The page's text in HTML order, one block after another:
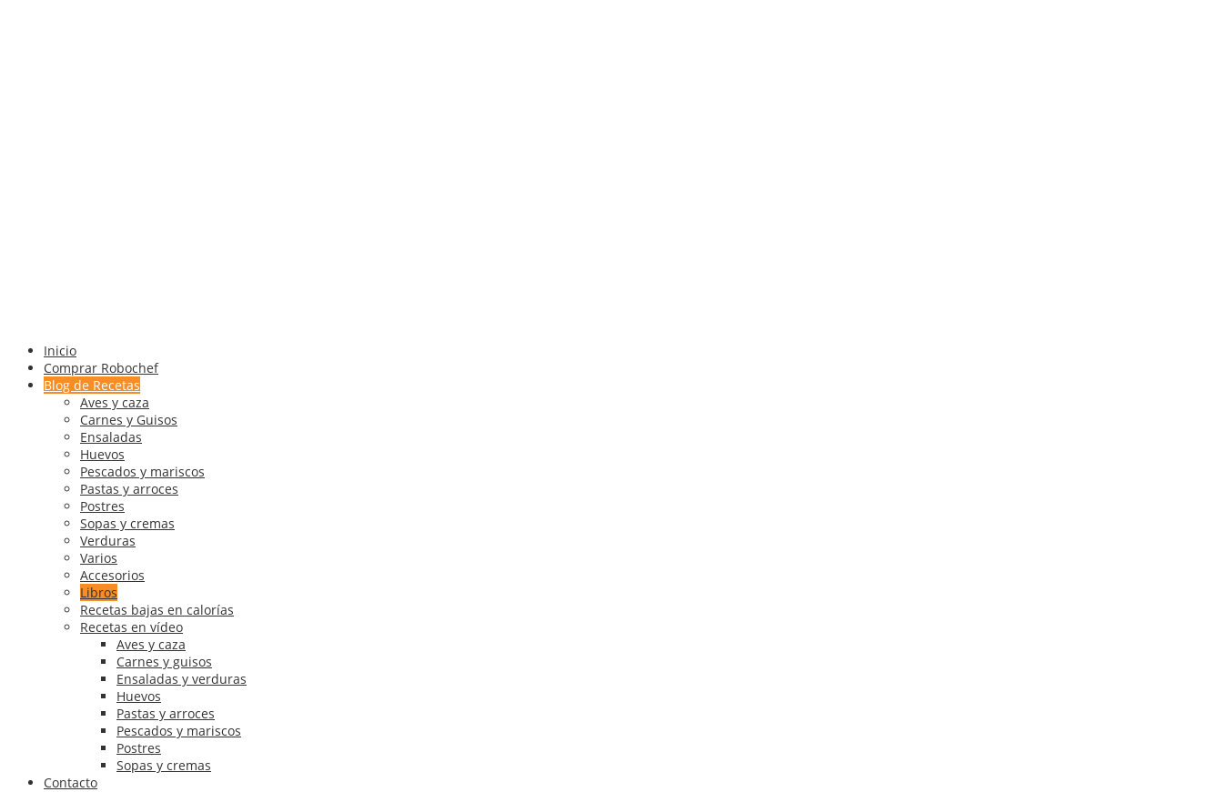
Inicio
Comprar Robochef
Blog de Recetas
Aves y caza
Carnes y Guisos
Ensaladas
Huevos
Pescados y mariscos
Pastas y arroces
Postres
Sopas y cremas
Verduras
Varios
Accesorios
Libros
Recetas bajas en calorías
Recetas en vídeo
Aves y caza
Carnes y guisos
Ensaladas y verduras
Huevos
Pastas y arroces
Pescados y mariscos
Postres
Sopas y cremas
Contacto